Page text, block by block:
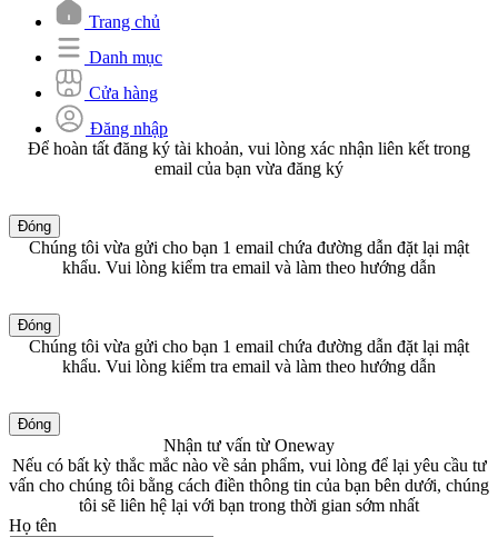
Trang chủ
Danh mục
Cửa hàng
Đăng nhập
Để hoàn tất đăng ký tài khoản, vui lòng xác nhận liên kết trong
email của bạn vừa đăng ký
Đóng
Chúng tôi vừa gửi cho bạn 1 email chứa đường dẫn đặt lại mật
khẩu. Vui lòng kiểm tra email và làm theo hướng dẫn
Đóng
Chúng tôi vừa gửi cho bạn 1 email chứa đường dẫn đặt lại mật
khẩu. Vui lòng kiểm tra email và làm theo hướng dẫn
Đóng
Nhận tư vấn từ Oneway
Nếu có bất kỳ thắc mắc nào về sản phẩm, vui lòng để lại yêu cầu tư
vấn cho chúng tôi bằng cách điền thông tin của bạn bên dưới, chúng
tôi sẽ liên hệ lại với bạn trong thời gian sớm nhất
Họ tên